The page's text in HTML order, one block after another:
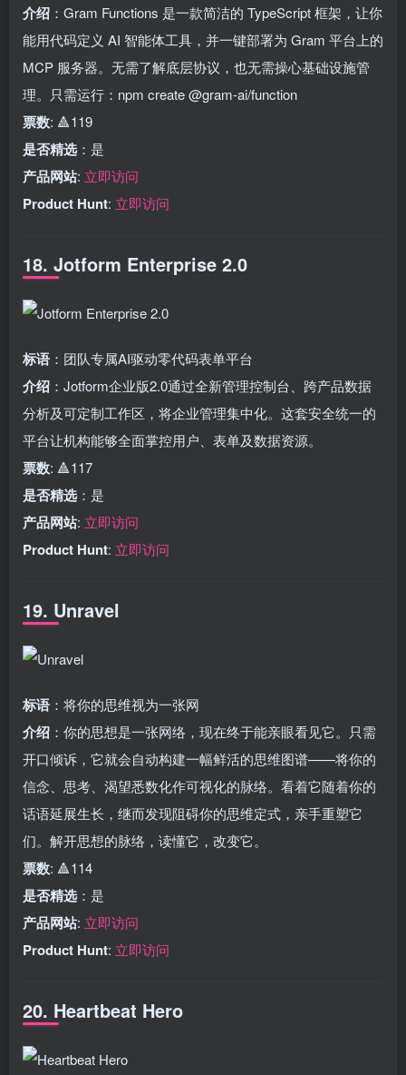
介绍 ：Gram Functions 是一款简洁的 TypeScript 框架，让你
能用代码定义 AI 智能体工具，并一键部署为 Gram 平台上的
MCP 服务器。无需了解底层协议，也无需操心基础设施管
理。只需运行：npm create @gram-ai/function
票数: 🔺119
是否精选 ：是
产品网站: 立即访问
Product Hunt: 立即访问
18. Jotform Enterprise 2.0
标语 ：团队专属AI驱动零代码表单平台
介绍 ：Jotform企业版2.0通过全新管理控制台、跨产品数据
分析及可定制工作区，将企业管理集中化。这套安全统一的
平台让机构能够全面掌控用户、表单及数据资源。
票数: 🔺117
是否精选 ：是
产品网站: 立即访问
Product Hunt: 立即访问
19. Unravel
标语 ：将你的思维视为一张网
介绍 ：你的思想是一张网络，现在终于能亲眼看见它。只需
开口倾诉，它就会自动构建一幅鲜活的思维图谱——将你的
信念、思考、渴望悉数化作可视化的脉络。看着它随着你的
话语延展生长，继而发现阻碍你的思维定式，亲手重塑它
们。解开思想的脉络，读懂它，改变它。
票数: 🔺114
是否精选 ：是
产品网站: 立即访问
Product Hunt: 立即访问
20. Heartbeat Hero